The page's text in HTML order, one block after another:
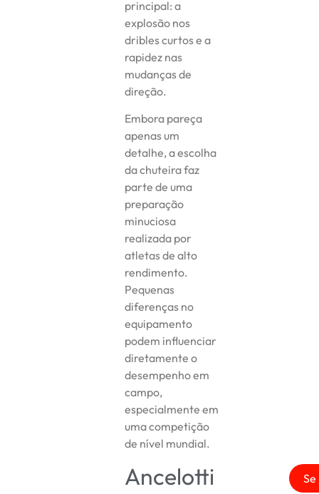
principal: a
explosão nos
dribles curtos e a
rapidez nas
mudanças de
direção.
Embora pareça
apenas um
detalhe, a escolha
da chuteira faz
parte de uma
preparação
minuciosa
realizada por
atletas de alto
rendimento.
Pequenas
diferenças no
equipamento
podem influenciar
diretamente o
desempenho em
campo,
especialmente em
uma competição
de nível mundial.
Ancelotti